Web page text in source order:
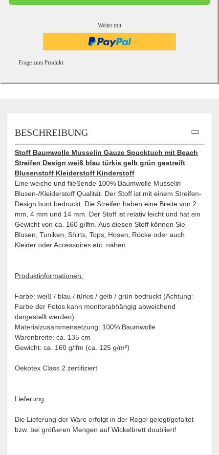
Weiter mit
Frage zum Produkt
BESCHREIBUNG
Stoff Baumwolle Musselin Gauze Spucktuch mit Beach
Streifen Design weiß blau türkis gelb grün gestreift
Blusenstoff Kleiderstoff Kinderstoff
Eine weiche und fließende 100% Baumwolle Musselin
Blusen-/Kleiderstoff Qualität. Der Stoff ist mit einem Streifen-
Design bunt bedruckt. Die Streifen haben eine Breite von 2
mm, 4 mm und 14 mm. Der Stoff ist relativ leicht und hat ein
Gewicht von ca. 160 g/lfm. Aus diesen Stoff können Sie
Blusen, Tuniken, Shirts, Tops, Hosen, Röcke oder auch
Kleider oder Accessoires etc. nähen.
Produktinformationen:
Farbe: weiß / blau / türkis / gelb / grün bedruckt (Achtung:
Farbe der Fotos kann monitorabhängig abweichend
dargestellt werden)
Materialzusammensetzung: 100% Baumwolle
Warenbreite: ca. 135 cm
Gewicht: ca. 160 g/lfm (ca. 125 g/m²)
Oekotex Class 2 zertifiziert
Lieferung:
Die Lieferung der Ware erfolgt in der Regel gelegt/gefaltet
bzw. bei größeren Mengen auf Wickelbrett doubliert!